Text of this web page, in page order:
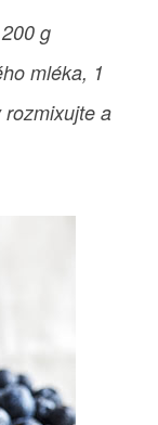
g
mléka, 1
rozmixujte a